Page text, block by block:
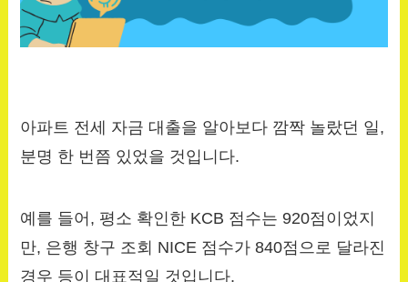
아파트 전세 자금 대출을 알아보다 깜짝 놀랐던 일,
분명 한 번쯤 있었을 것입니다.
예를 들어, 평소 확인한 KCB 점수는 920점이었지
만, 은행 창구 조회 NICE 점수가 840점으로 달라진
경우 등이 대표적일 것입니다.